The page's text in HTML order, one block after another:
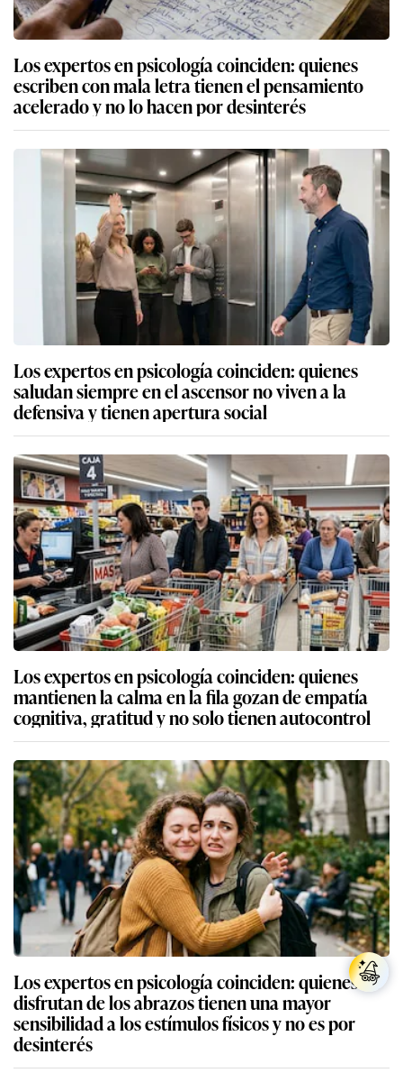
Los expertos en psicología coinciden: quienes
escriben con mala letra tienen el pensamiento
acelerado y no lo hacen por desinterés
Los expertos en psicología coinciden: quienes
saludan siempre en el ascensor no viven a la
defensiva y tienen apertura social
Los expertos en psicología coinciden: quienes
mantienen la calma en la fila gozan de empatía
cognitiva, gratitud y no solo tienen autocontrol
Los expertos en psicología coinciden: quienes no
disfrutan de los abrazos tienen una mayor
sensibilidad a los estímulos físicos y no es por
desinterés